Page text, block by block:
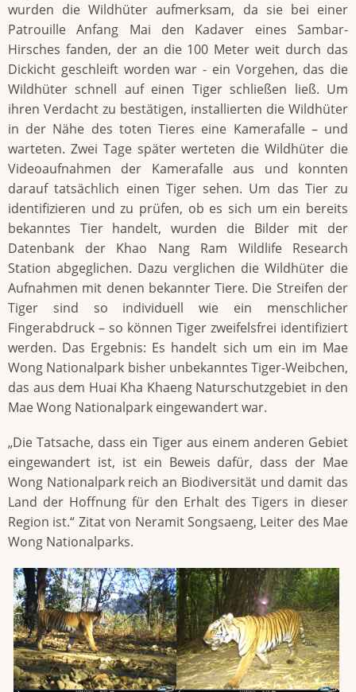
wurden die Wildhüter aufmerksam, da sie bei einer
Patrouille Anfang Mai den Kadaver eines Sambar-
Hirsches fanden, der an die 100 Meter weit durch das
Dickicht geschleift worden war - ein Vorgehen, das die
Wildhüter schnell auf einen Tiger schließen ließ. Um
ihren Verdacht zu bestätigen, installierten die Wildhüter
in der Nähe des toten Tieres eine Kamerafalle – und
warteten. Zwei Tage später werteten die Wildhüter die
Videoaufnahmen der Kamerafalle aus und konnten
darauf tatsächlich einen Tiger sehen. Um das Tier zu
identifizieren und zu prüfen, ob es sich um ein bereits
bekanntes Tier handelt, wurden die Bilder mit der
Datenbank der Khao Nang Ram Wildlife Research
Station abgeglichen. Dazu verglichen die Wildhüter die
Aufnahmen mit denen bekannter Tiere. Die Streifen der
Tiger sind so individuell wie ein menschlicher
Fingerabdruck – so können Tiger zweifelsfrei identifiziert
werden. Das Ergebnis: Es handelt sich um ein im Mae
Wong Nationalpark bisher unbekanntes Tiger-Weibchen,
das aus dem Huai Kha Khaeng Naturschutzgebiet in den
Mae Wong Nationalpark eingewandert war.
„Die Tatsache, dass ein Tiger aus einem anderen Gebiet
eingewandert ist, ist ein Beweis dafür, dass der Mae
Wong Nationalpark reich an Biodiversität und damit das
Land der Hoffnung für den Erhalt des Tigers in dieser
Region ist.“ Zitat von Neramit Songsaeng, Leiter des Mae
Wong Nationalparks.